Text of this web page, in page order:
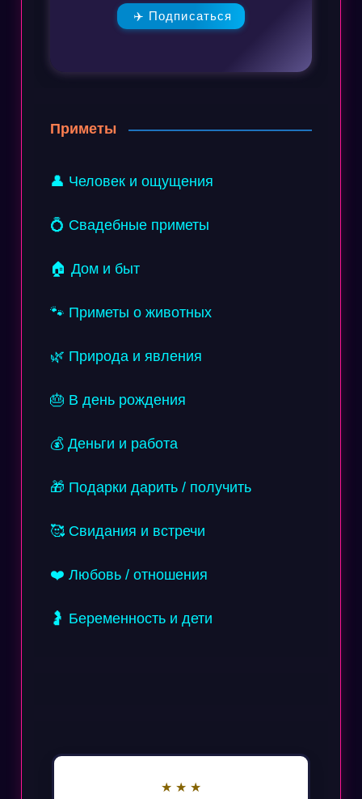
✈️ Подписаться
Приметы
👤 Человек и ощущения
💍 Свадебные приметы
🏠 Дом и быт
🐾 Приметы о животных
🌿 Природа и явления
🎂 В день рождения
💰 Деньги и работа
🎁 Подарки дарить / получить
🥰 Свидания и встречи
❤️ Любовь / отношения
🤰 Беременность и дети